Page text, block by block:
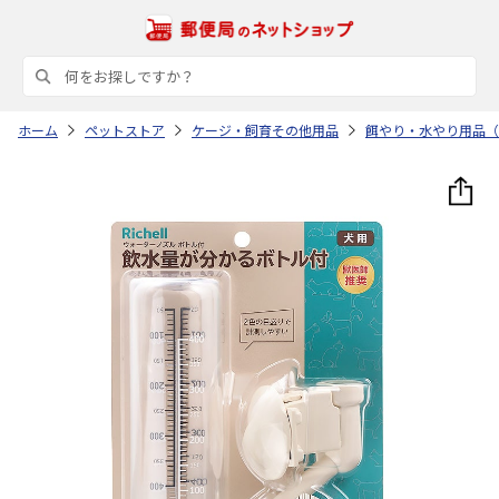
ホーム ペットストア ケージ・飼育その他用品 餌やり・水やり用品